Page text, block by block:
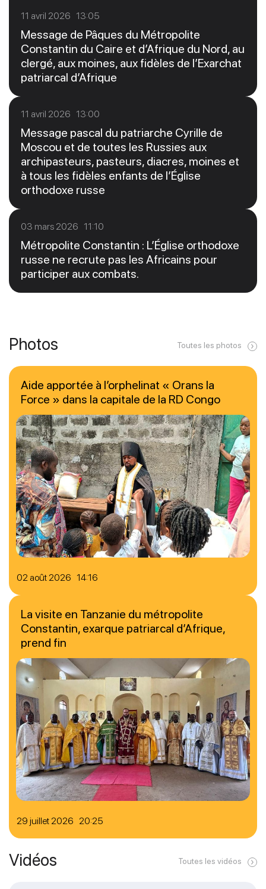
11 avril 2026 13:05
Message de Pâques du Métropolite
Constantin du Caire et d’Afrique du Nord, au
clergé, aux moines, aux fidèles de l’Exarchat
patriarcal d’Afrique
11 avril 2026 13:00
Message pascal du patriarche Cyrille de
Moscou et de toutes les Russies aux
archipasteurs, pasteurs, diacres, moines et
à tous les fidèles enfants de l’Église
orthodoxe russe
03 mars 2026 11:10
Métropolite Constantin : L’Église orthodoxe
russe ne recrute pas les Africains pour
participer aux combats.
Photos Toutes les photos
02 août 2026 14:16
Aide apportée à l’orphelinat « Orans la
Force » dans la capitale de la RD Congo
29 juillet 2026 20:25
La visite en Tanzanie du métropolite
Constantin, exarque patriarcal d’Afrique,
prend fin
Vidéos Toutes les vidéos